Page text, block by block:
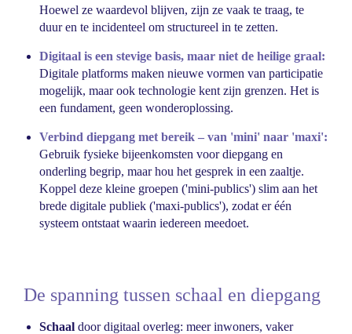
Hoewel ze waardevol blijven, zijn ze vaak te traag, te
duur en te incidenteel om structureel in te zetten.
Digitaal is een stevige basis, maar niet de heilige graal:
Digitale platforms maken nieuwe vormen van participatie
mogelijk, maar ook technologie kent zijn grenzen. Het is
een fundament, geen wonderoplossing.
Verbind diepgang met bereik – van 'mini' naar 'maxi':
Gebruik fysieke bijeenkomsten voor diepgang en
onderling begrip, maar hou het gesprek in een zaaltje.
Koppel deze kleine groepen ('mini-publics') slim aan het
brede digitale publiek ('maxi-publics'), zodat er één
systeem ontstaat waarin iedereen meedoet.
De spanning tussen schaal en diepgang
Schaal door digitaal overleg: meer inwoners, vaker